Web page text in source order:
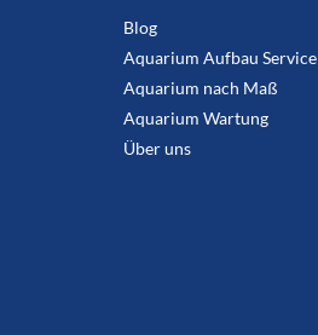
Blog
Aquarium Aufbau Service
Aquarium nach Maß
Aquarium Wartung
Über uns